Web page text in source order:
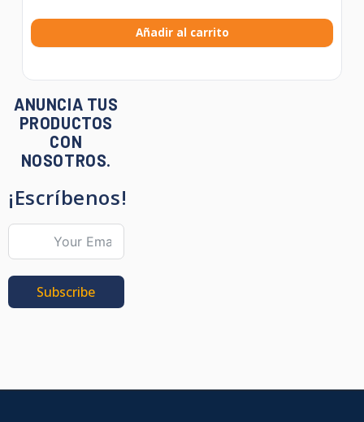
Añadir al carrito
ANUNCIA TUS
PRODUCTOS
CON
NOSOTROS.
¡Escríbenos!
Subscribe